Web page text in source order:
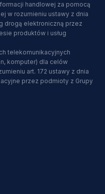
handlowej za pomocą
w rozumieniu ustawy z dnia
drogą elektroniczną przez
produktów i usług
telekomunikacyjnych
komputer) dla celów
art. 172 ustawy z dnia
przez podmioty z Grupy